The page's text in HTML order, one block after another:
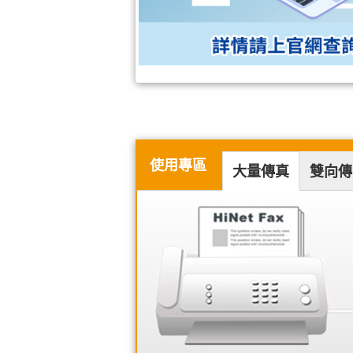
使用專區 大量傳真 雙向